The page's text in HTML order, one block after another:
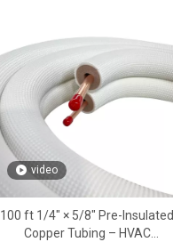
video
100 ft 1/4″ × 5/8″ Pre-Insulated
Copper Tubing – HVAC